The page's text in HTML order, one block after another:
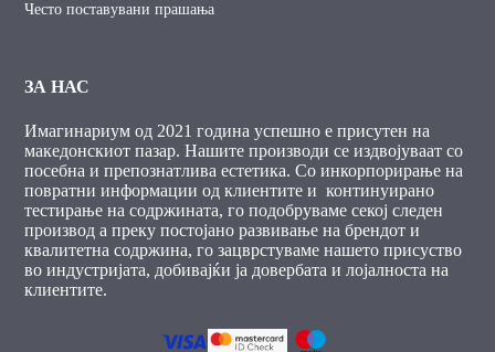
Често поставувани прашања
ЗА НАС
Имагинариум од 2021 година успешно е присутен на
македонскиот пазар. Нашите производи се издвојуваат со
посебна и препознатлива естетика. Со инкорпорирање на
повратни информации од клиентите и континуирано
тестирање на содржината, го подобруваме секој следен
производ а преку постојано развивање на брендот и
квалитетна содржина, го зацврстуваме нашето присуство
во индустријата, добивајќи ја довербата и лојалноста на
клиентите.